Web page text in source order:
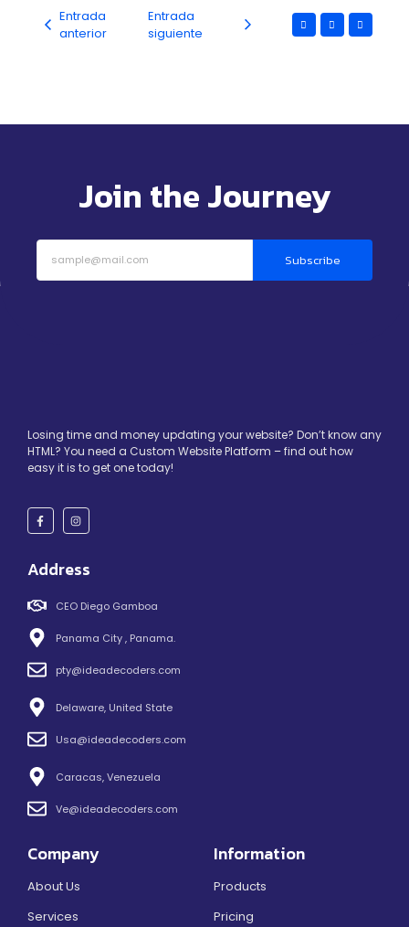
Entrada
anterior
Entrada
siguiente
Join the Journey
Subscribe
Losing time and money updating your website? Don’t know any
HTML? You need a Custom Website Platform – find out how
easy it is to get one today!
Address
CEO Diego Gamboa
Panama City , Panama.
pty@ideadecoders.com
Delaware, United State
Usa@ideadecoders.com
Caracas, Venezuela
Ve@ideadecoders.com
Company
About Us
Services
Information
Products
Pricing